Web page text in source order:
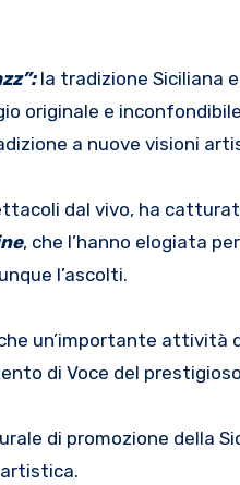
la tradizione Siciliana
originale e
a nuove visioni
dal vivo, ha
, che l’hanno elogiata
l’ascolti.
un’importante
di Voce del prestigioso
di promozione della